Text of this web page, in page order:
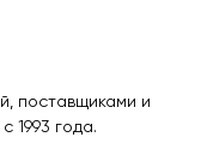
поставщиками и
1993 года.